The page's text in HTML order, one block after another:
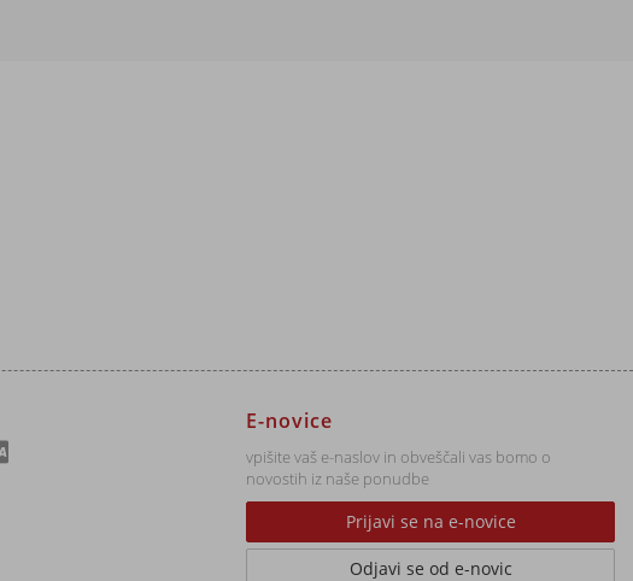
E-novice
vpišite vaš e-naslov in obveščali vas bomo o
novostih iz naše ponudbe
Prijavi se na e-novice
Odjavi se od e-novic